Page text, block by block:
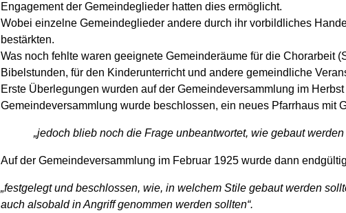
Engagement der Gemeindeglieder hatten dies ermöglicht.
Wobei einzelne Gemeindeglieder andere durch ihr vorbildliches
bestärkten.
Was noch fehlte waren geeignete Gemeinderäume für die Chorarbeit
Bibelstunden, für den Kinderunterricht und andere gemeindliche
Erste Überlegungen wurden auf der Gemeindeversammlung im
Gemeindeversammlung wurde beschlossen, ein neues Pfarrhaus mit
„jedoch blieb noch die Frage unbeantwortet, wie gebaut werden
Auf der Gemeindeversammlung im Februar 1925 wurde dann endgültig
„festgelegt und beschlossen, wie, in welchem Stile gebaut werden
auch alsobald in Angriff genommen werden sollten“.